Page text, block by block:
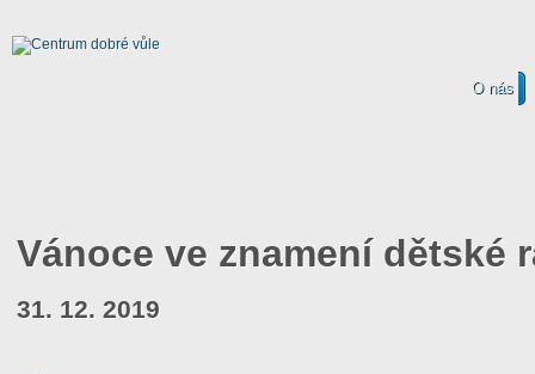
O nás
Vánoce ve znamení dětské
31. 12. 2019